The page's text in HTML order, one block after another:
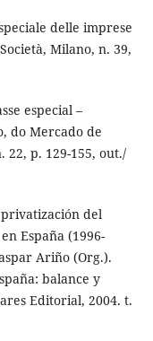
delle imprese
Milano, n. 39,
especial –
do Mercado de
22, p. 129-155, out./
privatización del
España (1996-
Ariño (Org.).
balance y
Editorial, 2004. t.